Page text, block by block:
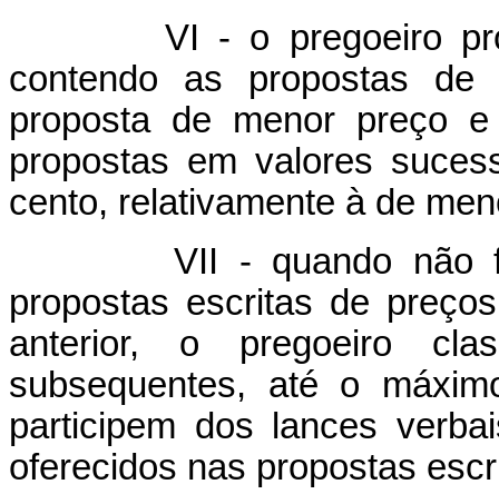
VI - o pregoeiro
contendo as propostas
proposta de menor preço
propostas em valores
cento, relativamente à de
VII - quando não
propostas escritas de
anterior, o pregoeiro
subsequentes, até o
participem dos lances
oferecidos nas propostas